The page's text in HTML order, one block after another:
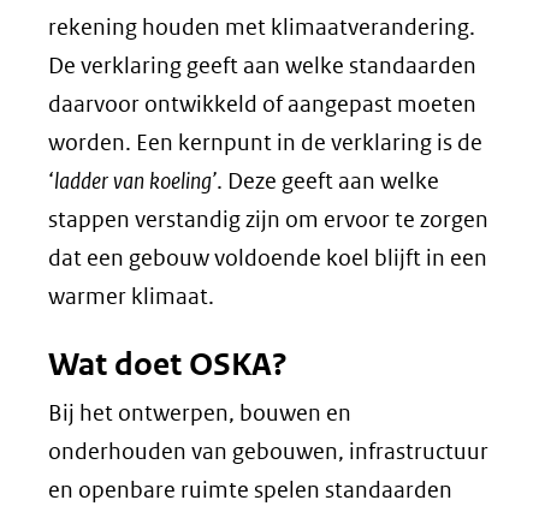
rekening houden met klimaatverandering.
De verklaring geeft aan welke standaarden
daarvoor ontwikkeld of aangepast moeten
worden. Een kernpunt in de verklaring is de
‘ladder van koeling’. Deze geeft aan welke
stappen verstandig zijn om ervoor te zorgen
dat een gebouw voldoende koel blijft in een
warmer klimaat.
Wat doet OSKA?
Bij het ontwerpen, bouwen en
onderhouden van gebouwen, infrastructuur
en openbare ruimte spelen standaarden